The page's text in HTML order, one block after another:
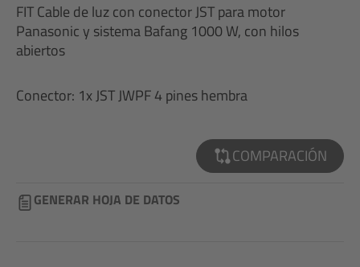
FIT Cable de luz con conector JST para motor
Panasonic y sistema Bafang 1000 W, con hilos
abiertos
Conector: 1x JST JWPF 4 pines hembra
COMPARACIÓN
GENERAR HOJA DE DATOS